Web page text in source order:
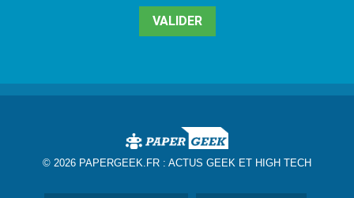
© 2026 PAPERGEEK.FR : ACTUS GEEK ET HIGH TECH